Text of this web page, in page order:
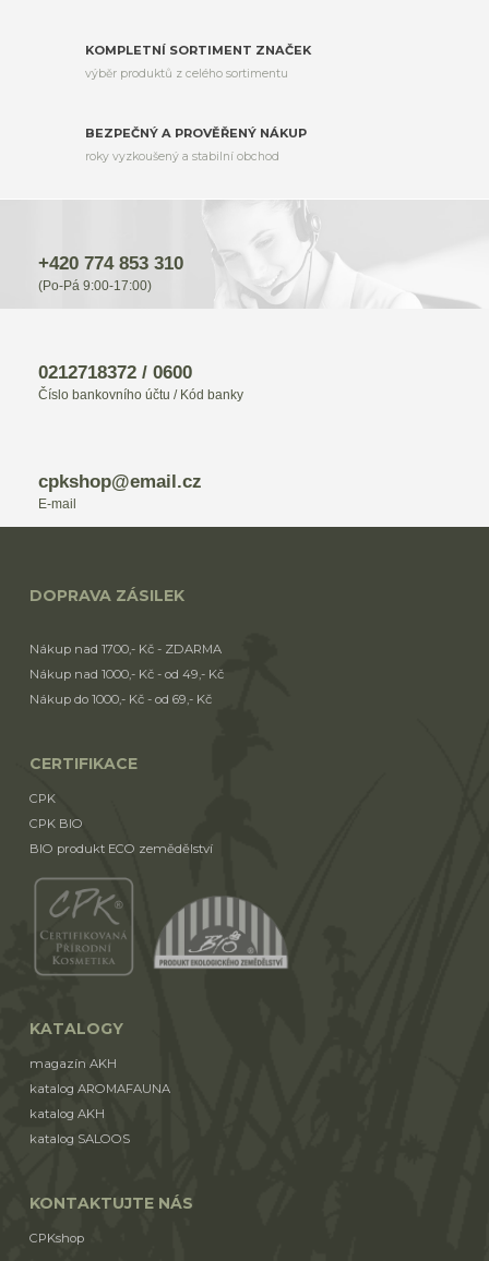
KOMPLETNÍ SORTIMENT ZNAČEK
výběr produktů z celého sortimentu
BEZPEČNÝ A PROVĚŘENÝ NÁKUP
roky vyzkoušený a stabilní obchod
+420 774 853 310
(Po-Pá 9:00-17:00)
0212718372 / 0600
Číslo bankovního účtu / Kód banky
cpkshop@email.cz
E-mail
DOPRAVA ZÁSILEK
Nákup nad 1700,- Kč - ZDARMA
Nákup nad 1000,- Kč - od 49,- Kč
Nákup do 1000,- Kč - od 69,- Kč
CERTIFIKACE
CPK
CPK BIO
BIO produkt ECO zemědělství
KATALOGY
magazín AKH
katalog AROMAFAUNA
katalog AKH
katalog SALOOS
KONTAKTUJTE NÁS
CPKshop